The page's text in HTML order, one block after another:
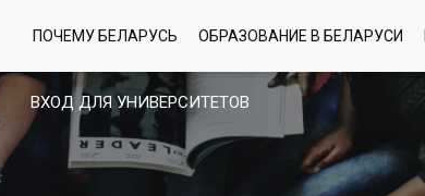
ВХОД ДЛЯ УНИВЕРСИТЕТОВ
ПОЧЕМУ БЕЛАРУСЬ ОБРАЗОВАНИЕ В БЕЛАРУСИ